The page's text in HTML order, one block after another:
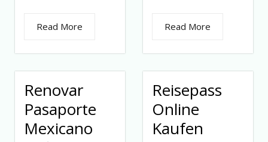
Read More Read More
Renovar
Pasaporte
Mexicano
Reisepass
Online
Kaufen